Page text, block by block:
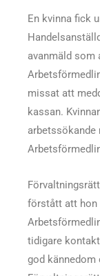
En kvinna fick
avanmäld som
missat att
kassan.
förstått att hon
tidigare
god kännedom